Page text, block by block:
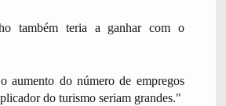
também teria a ganhar com o
aumento do número de empregos
do turismo seriam grandes."